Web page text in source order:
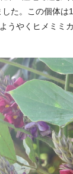
た。この個体は
うやくヒメミミ